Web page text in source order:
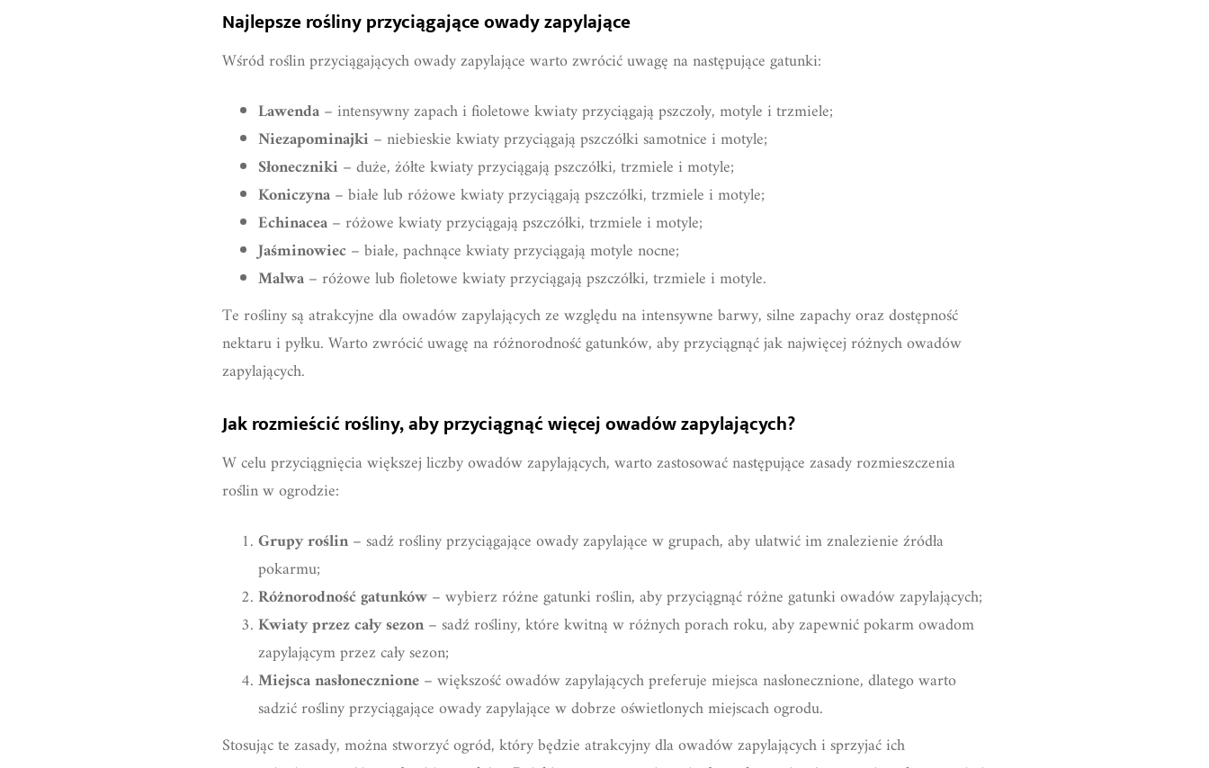
Najlepsze rośliny przyciągające owady zapylające
Wśród roślin przyciągających owady zapylające warto zwrócić uwagę na następujące gatunki:
Lawenda– intensywny zapach i fioletowe kwiaty przyciągają pszczoły, motyle i trzmiele;
Niezapominajki – niebieskie kwiaty przyciągają pszczółki samotnice i motyle;
Słoneczniki – duże, żółte kwiaty przyciągają pszczółki, trzmiele i motyle;
Koniczyna– białe lub różowe kwiaty przyciągają pszczółki, trzmiele i motyle;
Echinacea– różowe kwiaty przyciągają pszczółki, trzmiele i motyle;
Jaśminowiec– białe, pachnące kwiaty przyciągają motyle nocne;
Malwa– różowe lub fioletowe kwiaty przyciągają pszczółki, trzmiele i motyle.
Te rośliny są atrakcyjne dla owadów zapylających ze względu na intensywne barwy, silne zapachy oraz dostępność
nektaru i pyłku. Warto zwrócić uwagę na różnorodność gatunków, aby przyciągnąć jak najwięcej różnych owadów
zapylających.
Jak rozmieścić rośliny, aby przyciągnąć więcej owadów zapylających?
W celu przyciągnięcia większej liczby owadów zapylających, warto zastosować następujące zasady rozmieszczenia
roślin w ogrodzie:
Grupy roślin– sadź rośliny przyciągające owady zapylające w grupach, aby ułatwić im znalezienie źródła
pokarmu;
Różnorodność gatunków– wybierz różne gatunki roślin, aby przyciągnąć różne gatunki owadów zapylających;
Kwiaty przez cały sezon– sadź rośliny, które kwitną w różnych porach roku, aby zapewnić pokarm owadom
zapylającym przez cały sezon;
Miejsca nasłonecznione– większość owadów zapylających preferuje miejsca nasłonecznione, dlatego warto
sadzić rośliny przyciągające owady zapylające w dobrze oświetlonych miejscach ogrodu.
Stosując te zasady, można stworzyć ogród, który będzie atrakcyjny dla owadów zapylających i sprzyjać ich